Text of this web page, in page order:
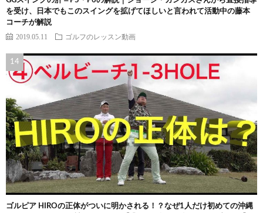
を受け、日本でもこのスイングを拡げてほしいと言われて活動中の藤本
コーチが解説
2019.05.11 ゴルフのレッスン動画
ゴルピア HIROの正体がついに明かされる！？なぜ1人だけ初めての沖縄